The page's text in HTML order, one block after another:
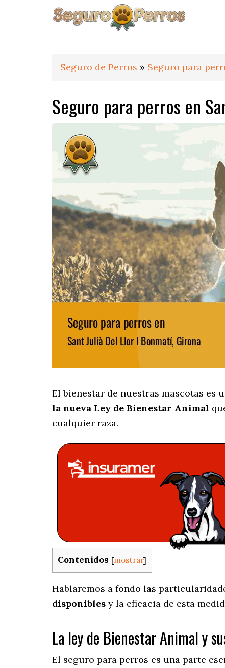
Seguro de Perros » Seguro para
Seguro para perros en
El bienestar de nuestras mascotas es
la nueva Ley de Bienestar Animal
cualquier raza.
Contenidos [mostrar]
Hablaremos a fondo las
disponibles y la eficacia de esta
La ley de Bienestar Animal y
El seguro para perros es una parte